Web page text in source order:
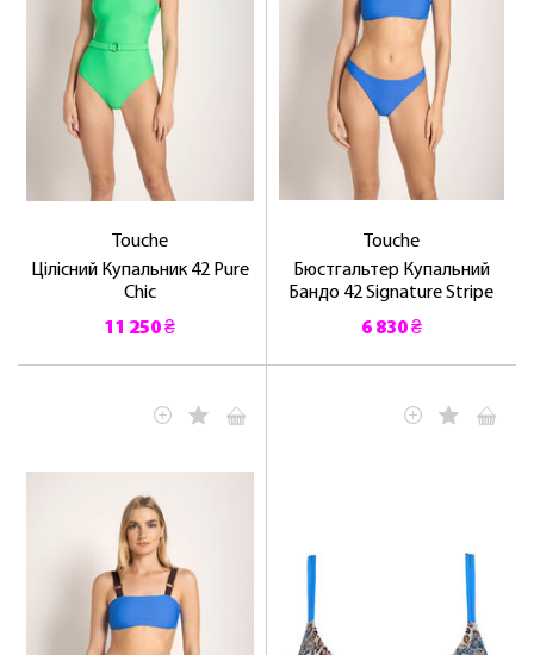
Touche
Цілісний Купальник 42 Pure
Chic
11 250 ₴
Touche
Бюстгальтер Купальний
Бандо 42 Signature Stripe
6 830 ₴